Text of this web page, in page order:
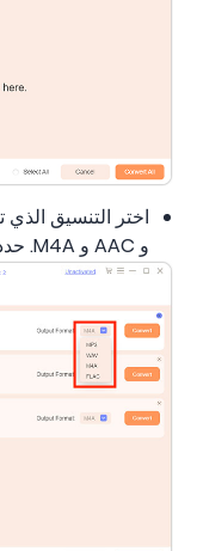
و AAC و M4A. حدد مجلد الإخراج أيضًا.